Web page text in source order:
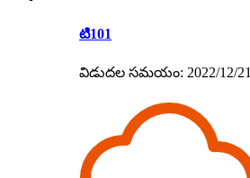
టి101
విడుదల సమయం: 2022/12/21